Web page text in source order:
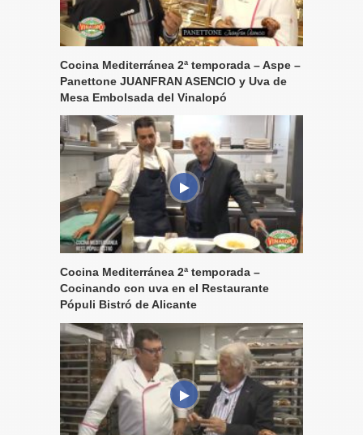
Cocina Mediterránea 2ª temporada – Aspe –
Panettone JUANFRAN ASENCIO y Uva de
Mesa Embolsada del Vinalopó
Cocina Mediterránea 2ª temporada –
Cocinando con uva en el Restaurante
Pópuli Bistró de Alicante